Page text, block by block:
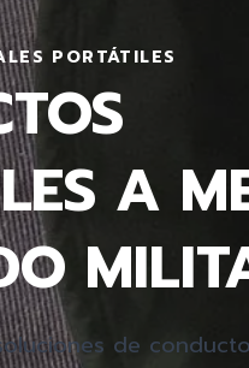
PORTÁTILES
A
de